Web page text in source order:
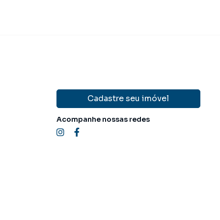
Cadastre seu imóvel
Acompanhe nossas redes